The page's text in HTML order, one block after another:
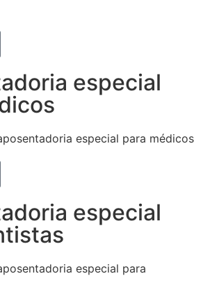
especial
especial para médicos
especial
especial para